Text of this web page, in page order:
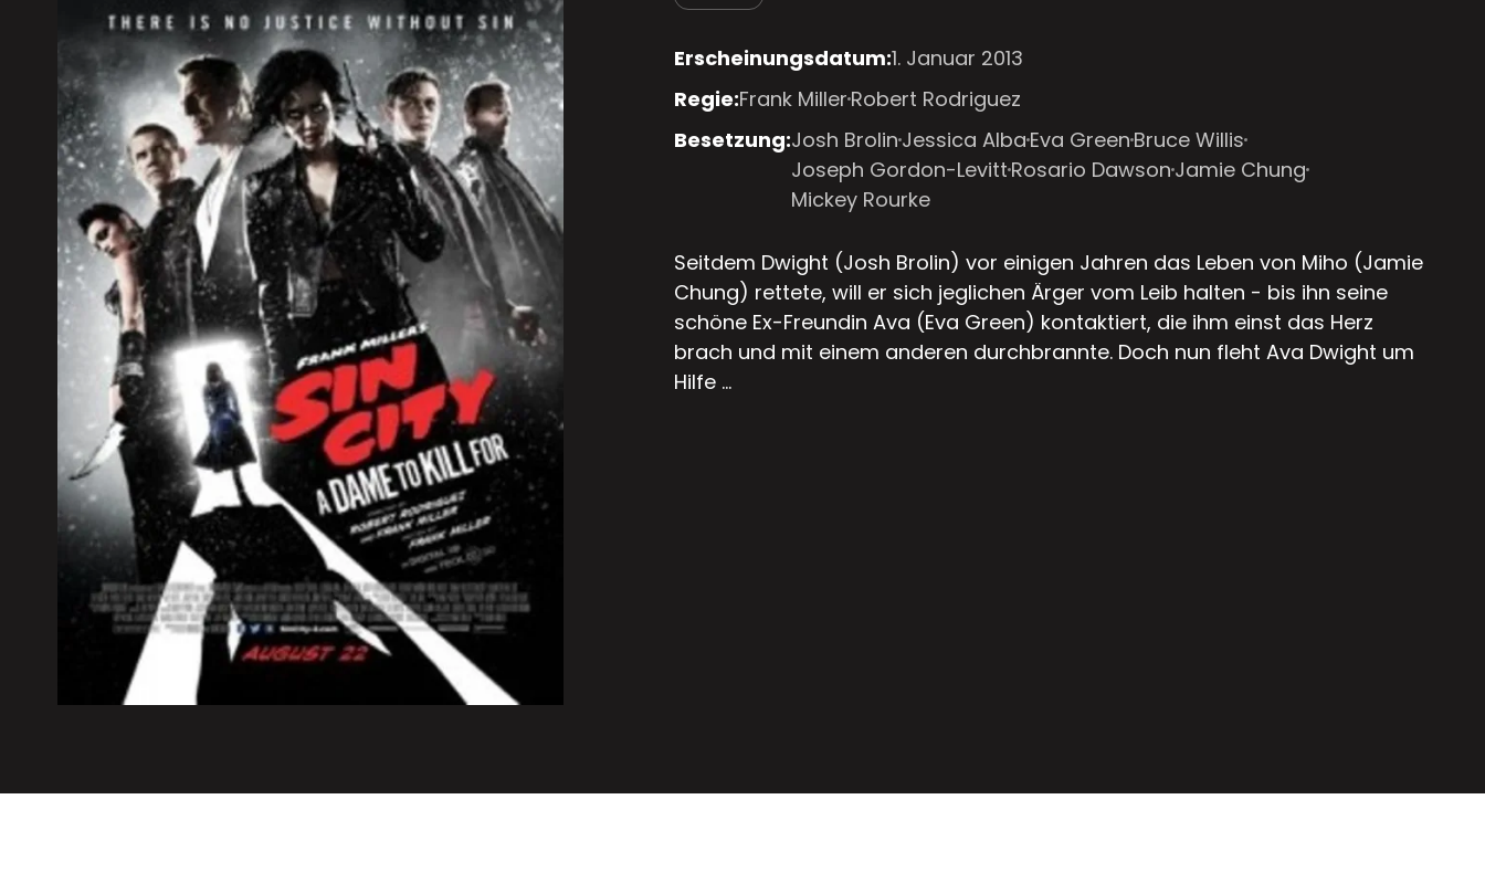
Erscheinungsdatum:1. Januar 2013
Regie:Frank MillerRobert Rodriguez
Besetzung:Josh BrolinJessica AlbaEva GreenBruce Willis
Joseph Gordon-LevittRosario DawsonJamie Chung
Mickey Rourke
Seitdem Dwight (Josh Brolin) vor einigen Jahren das Leben von Miho (Jamie
Chung) rettete, will er sich jeglichen Ärger vom Leib halten - bis ihn seine
schöne Ex-Freundin Ava (Eva Green) kontaktiert, die ihm einst das Herz
brach und mit einem anderen durchbrannte. Doch nun fleht Ava Dwight um
Hilfe ...